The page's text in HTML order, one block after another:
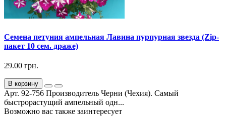
Семена петуния ампельная Лавина пурпурная звезда (Zip-
пакет 10 сем. драже)
29.00 грн.
В корзину
Арт. 92-756 Производитель Черни (Чехия). Самый
быстрорастущий ампельный одн...
Возможно вас также заинтересует